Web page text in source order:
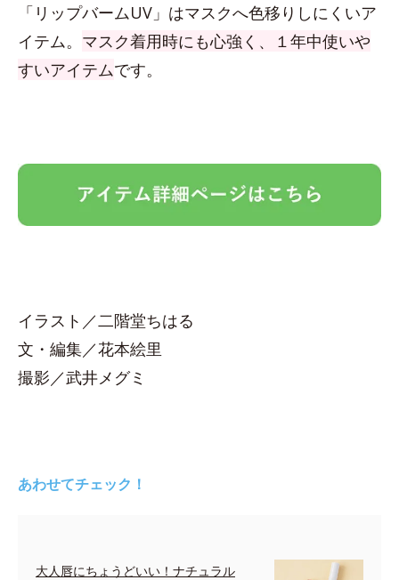
「リップバームUV」はマスクへ色移りしにくいア
イテム。 マスク着用時にも心強く、１年中使いや
すいアイテムです。
イラスト／二階堂ちはる
文・編集／花本絵里
撮影／武井メグミ
あわせてチェック！
大人唇にちょうどいい！ナチュラル